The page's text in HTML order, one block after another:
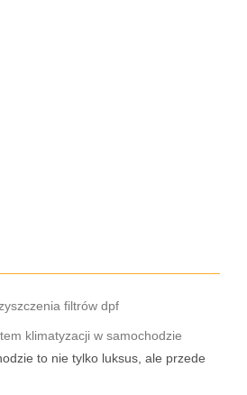
filtrów dpf
klimatyzacji w samochodzie
to nie tylko luksus, ale przede